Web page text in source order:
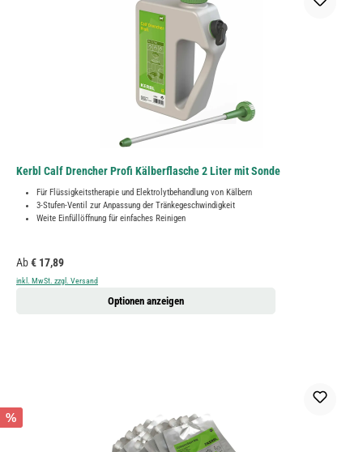
Kerbl Calf Drencher Profi Kälberflasche 2 Liter mit Sonde
Für Flüssigkeitstherapie und Elektrolytbehandlung von Kälbern
3-Stufen-Ventil zur Anpassung der Tränkegeschwindigkeit
Weite Einfüllöffnung für einfaches Reinigen
Regulärer Preis:
Ab€ 17,89
inkl. MwSt. zzgl. Versand
Optionen anzeigen
%